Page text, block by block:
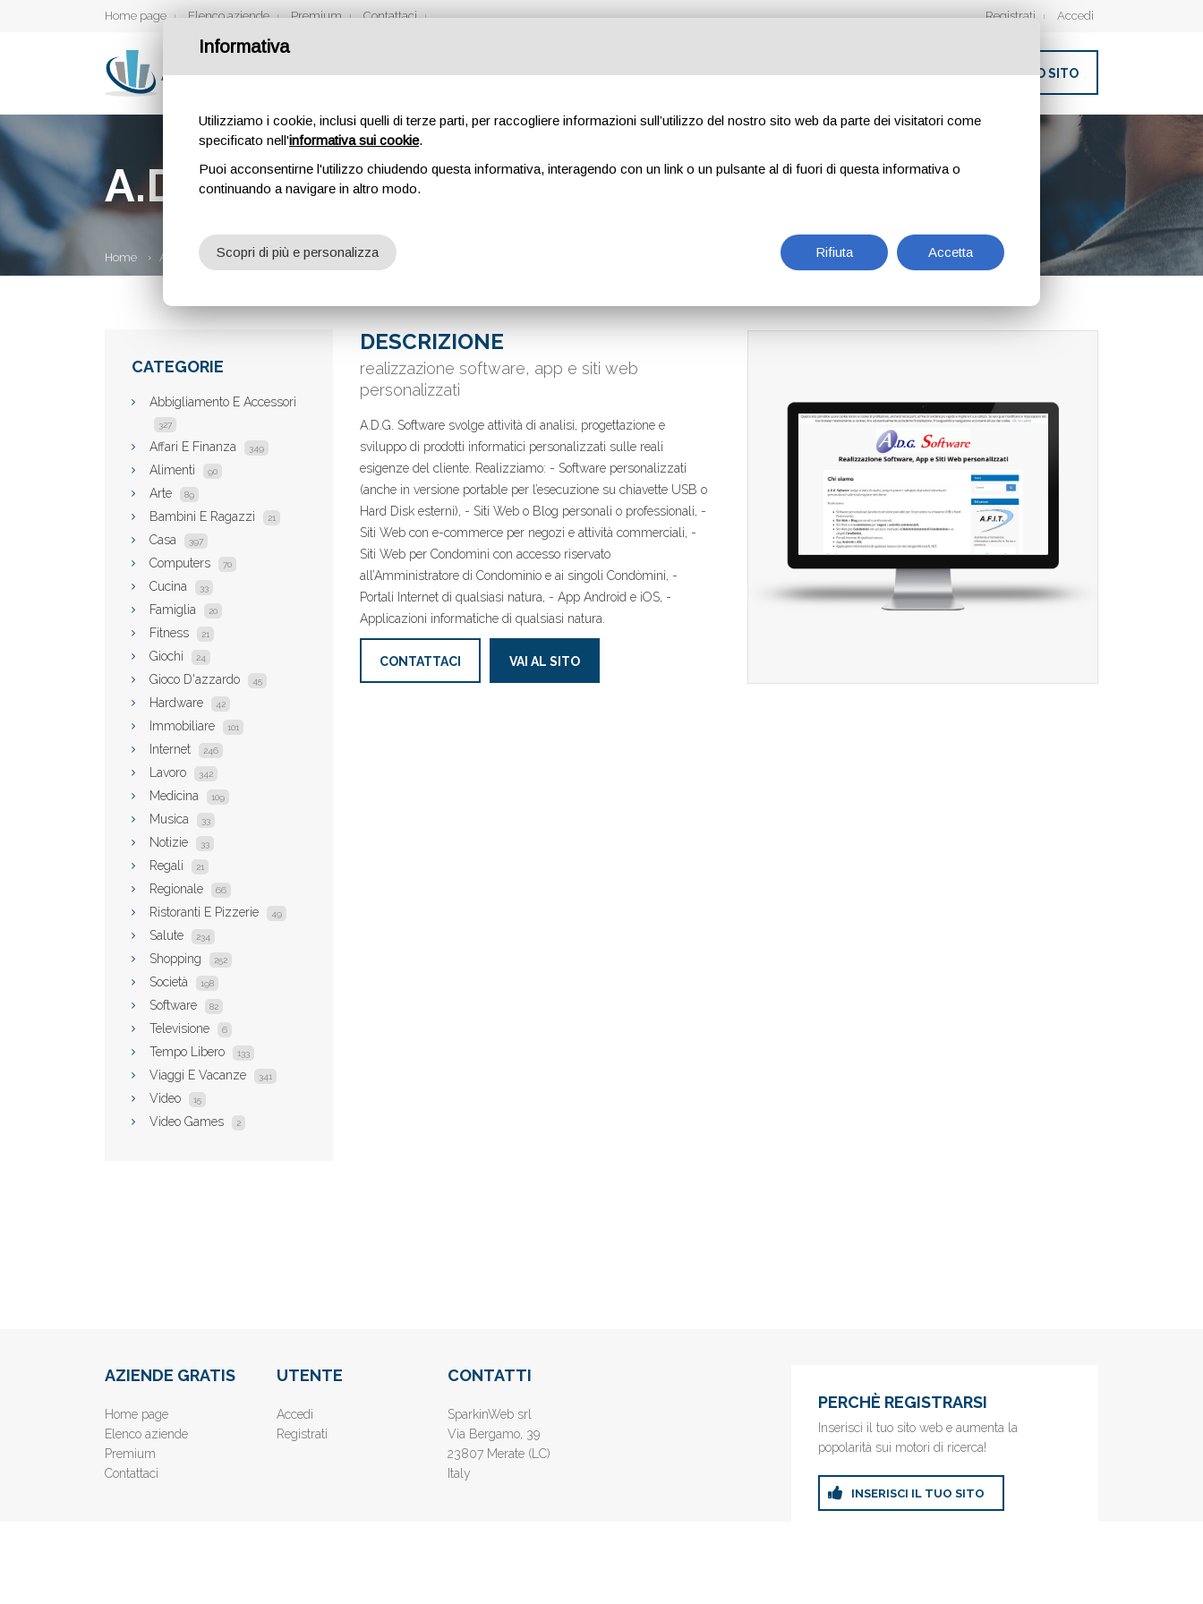
Home page Elenco aziende Premium Contattaci Registrati Accedi
INSERISCI IL TUO SITO
A.D.G. SOFTWARE
Home Aziende A.D.G. Software
CATEGORIE
Abbigliamento E Accessori
327
Affari E Finanza 349
Alimenti 90
Arte 89
Bambini E Ragazzi 21
Casa 397
Computers 70
Cucina 33
Famiglia 20
Fitness 21
Giochi 24
Gioco D'azzardo 45
Hardware 42
Immobiliare 101
Internet 246
Lavoro 342
Medicina 109
Musica 33
Notizie 33
Regali 21
Regionale 66
Ristoranti E Pizzerie 49
Salute 234
Shopping 252
Società 198
Software 82
Televisione 6
Tempo Libero 133
Viaggi E Vacanze 341
Video 15
Video Games 2
DESCRIZIONE
realizzazione software, app e siti web
personalizzati
A.D.G. Software svolge attività di analisi, progettazione e
sviluppo di prodotti informatici personalizzati sulle reali
esigenze del cliente. Realizziamo: - Software personalizzati
(anche in versione portable per l’esecuzione su chiavette USB o
Hard Disk esterni), - Siti Web o Blog personali o professionali, -
Siti Web con e-commerce per negozi e attività commerciali, -
Siti Web per Condomìni con accesso riservato
all’Amministratore di Condominio e ai singoli Condòmini, -
Portali Internet di qualsiasi natura, - App Android e iOS, -
Applicazioni informatiche di qualsiasi natura.
CONTATTACI VAI AL SITO
AZIENDE GRATIS
Home page
Elenco aziende
Premium
Contattaci
UTENTE
Accedi
Registrati
CONTATTI
SparkinWeb srl
Via Bergamo, 39
23807 Merate (LC)
Italy
PERCHÈ REGISTRARSI
Inserisci il tuo sito web e aumenta la
popolarità sui motori di ricerca!
INSERISCI IL TUO SITO
Informativa
Utilizziamo i cookie, inclusi quelli di terze parti, per raccogliere informazioni sull’utilizzo del nostro sito web da parte dei visitatori come
specificato nell'informativa sui cookie.
Puoi acconsentirne l'utilizzo chiudendo questa informativa, interagendo con un link o un pulsante al di fuori di questa informativa o
continuando a navigare in altro modo.
Rifiuta Accetta
Scopri di più e personalizza